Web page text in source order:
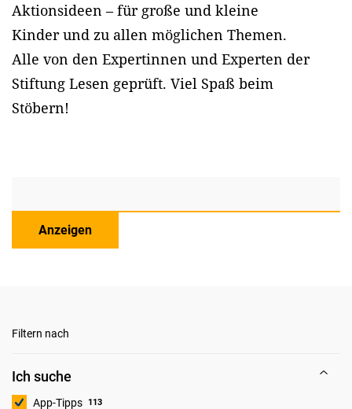
Aktionsideen – für große und kleine
Kinder und zu allen möglichen Themen.
Alle von den Expertinnen und Experten der
Stiftung Lesen geprüft. Viel Spaß beim
Stöbern!
Anzeigen
Filtern nach
Ich suche
App-Tipps 113